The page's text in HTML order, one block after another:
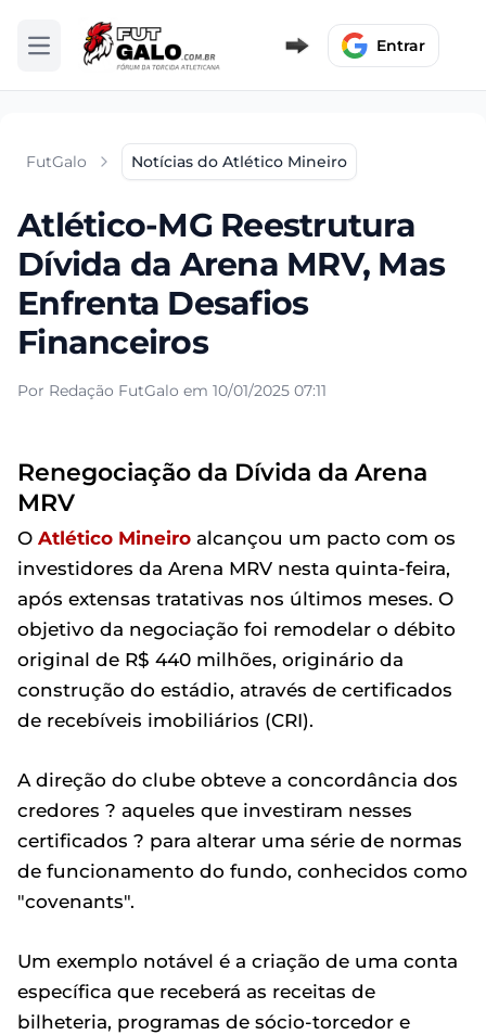
Abrir menu Entrar
FutGalo Notícias do Atlético Mineiro
Atlético-MG Reestrutura
Dívida da Arena MRV, Mas
Enfrenta Desafios
Financeiros
Por Redação FutGalo em 10/01/2025 07:11
Renegociação da Dívida da Arena
MRV
O Atlético Mineiro alcançou um pacto com os
investidores da Arena MRV nesta quinta-feira,
após extensas tratativas nos últimos meses. O
objetivo da negociação foi remodelar o débito
original de R$ 440 milhões, originário da
construção do estádio, através de certificados
de recebíveis imobiliários (CRI).
A direção do clube obteve a concordância dos
credores ? aqueles que investiram nesses
certificados ? para alterar uma série de normas
de funcionamento do fundo, conhecidos como
"covenants".
Um exemplo notável é a criação de uma conta
específica que receberá as receitas de
bilheteria, programas de sócio-torcedor e